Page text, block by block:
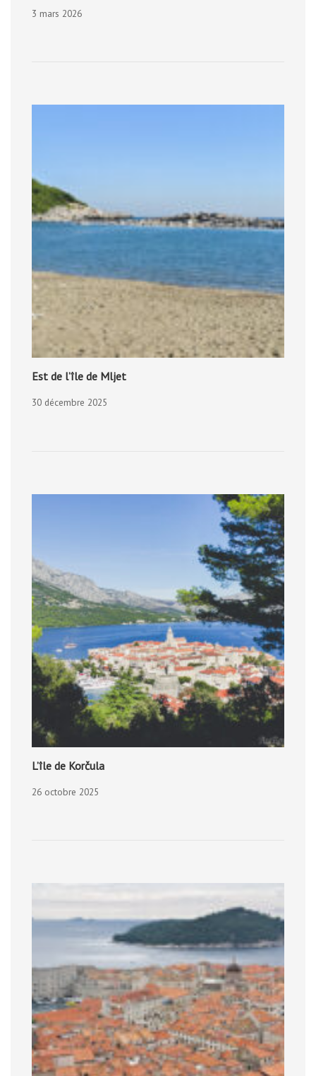
3 mars 2026
Est de l’île de Mljet
30 décembre 2025
L’île de Korčula
26 octobre 2025